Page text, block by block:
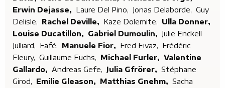
Erwin Dejasse, Laure Del Pino, Jonas Delaborde, Guy
Delisle, Rachel Deville, Kaze Dolemite,
Ulla Donner,
Louise Ducatillon, Gabriel Dumoulin, Julie Enckell
Julliard, Fafé, Manuele Fior, Fred Fivaz, Frédéric
Fleury, Guillaume Fuchs, Michael Furler, Valentine
Gallardo, Andreas Gefe, Julia Gfrörer, Stéphane
Girod, Emilie Gleason, Matthias Gnehm, Sacha